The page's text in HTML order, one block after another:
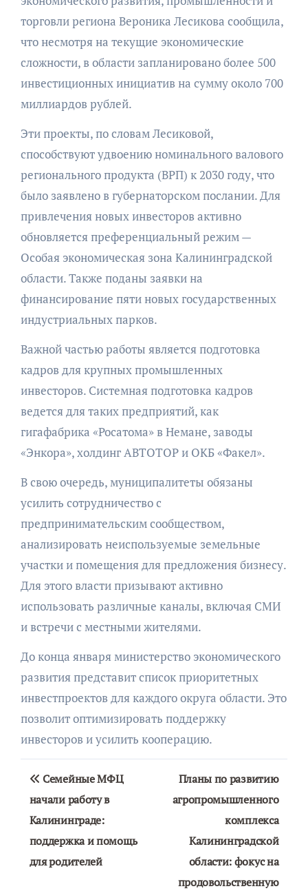
торговли региона Вероника Лесикова сообщила,
что несмотря на текущие экономические
сложности, в области запланировано более 500
инвестиционных инициатив на сумму около 700
миллиардов рублей.
Эти проекты, по словам Лесиковой,
способствуют удвоению номинального валового
регионального продукта (ВРП) к 2030 году, что
было заявлено в губернаторском послании. Для
привлечения новых инвесторов активно
обновляется преференциальный режим —
Особая экономическая зона Калининградской
области. Также поданы заявки на
финансирование пяти новых государственных
индустриальных парков.
Важной частью работы является подготовка
кадров для крупных промышленных
инвесторов. Системная подготовка кадров
ведется для таких предприятий, как
гигафабрика «Росатома» в Немане, заводы
«Энкора», холдинг АВТОТОР и ОКБ «Факел».
В свою очередь, муниципалитеты обязаны
усилить сотрудничество с
предпринимательским сообществом,
анализировать неиспользуемые земельные
участки и помещения для предложения бизнесу.
Для этого власти призывают активно
использовать различные каналы, включая СМИ
и встречи с местными жителями.
До конца января министерство экономического
развития представит список приоритетных
инвестпроектов для каждого округа области. Это
позволит оптимизировать поддержку
инвесторов и усилить кооперацию.
Навигация
по
записям
Семейные МФЦ
начали работу в
Калининграде:
поддержка и помощь
для родителей
Планы по развитию
агропромышленного
комплекса
Калининградской
области: фокус на
продовольственную